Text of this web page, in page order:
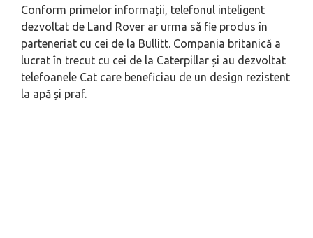
Conform primelor informații, telefonul inteligent
dezvoltat de Land Rover ar urma să fie produs în
parteneriat cu cei de la Bullitt. Compania britanică a
lucrat în trecut cu cei de la Caterpillar și au dezvoltat
telefoanele Cat care beneficiau de un design rezistent
la apă și praf.